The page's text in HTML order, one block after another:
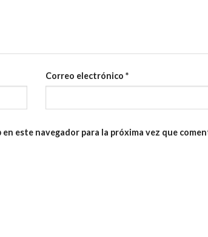
Correo electrónico*
este navegador para la próxima vez que